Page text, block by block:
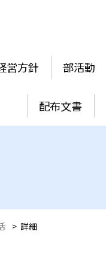
営方針 部活動
配布文書
> 詳細